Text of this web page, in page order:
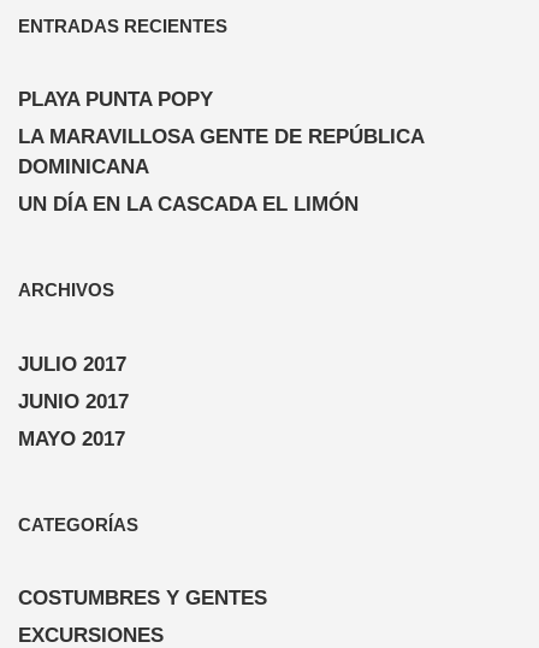
ENTRADAS RECIENTES
PLAYA PUNTA POPY
LA MARAVILLOSA GENTE DE REPÚBLICA
DOMINICANA
UN DÍA EN LA CASCADA EL LIMÓN
ARCHIVOS
JULIO 2017
JUNIO 2017
MAYO 2017
CATEGORÍAS
COSTUMBRES Y GENTES
EXCURSIONES